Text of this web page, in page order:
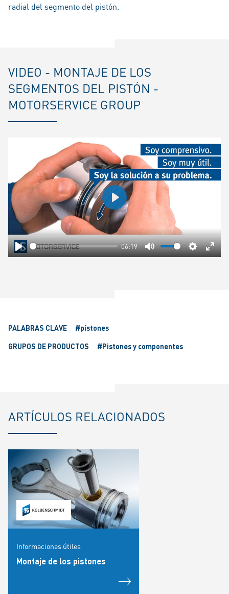
radial del segmento del pistón.
VIDEO - MONTAJE DE LOS
SEGMENTOS DEL PISTÓN -
MOTORSERVICE GROUP
Play
06:19
Mute Settings
Play
PALABRAS CLAVE
#pistones
GRUPOS DE PRODUCTOS
#Pistones y componentes
ARTÍCULOS RELACIONADOS
Informaciones útiles
Montaje de los pistones